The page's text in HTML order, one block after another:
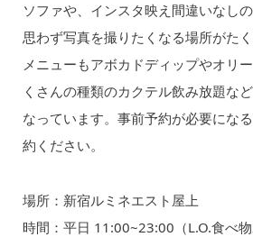
ソファや、インスタ映え間違いなし
思わず写真を撮りたくなる場所がたく
メニューもアボカドディップやオリ
くさんの種類のカクテル飲み放題な
なっています。事前予約が必要にな
約ください。
場所：新宿ルミネエスト屋上
時間：平日 11:00~23:00（L.O.食べ